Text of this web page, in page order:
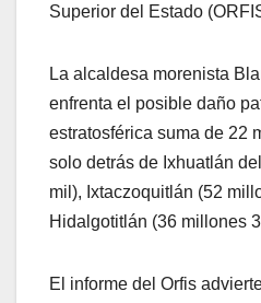
Superior del Estado
La alcaldesa morenista
enfrenta el posible daño
estratosférica suma de 22
solo detrás de Ixhuatlán
mil), Ixtaczoquitlán (52
Hidalgotitlán (36 millones
El informe del Orfis